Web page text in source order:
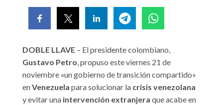
DOBLE LLAVE – El presidente colombiano,
Gustavo Petro, propuso este viernes 21 de
noviembre «un gobierno de transición compartido»
enVenezuela para solucionar la crisis venezolana
y evitar una intervención extranjera que acabe en